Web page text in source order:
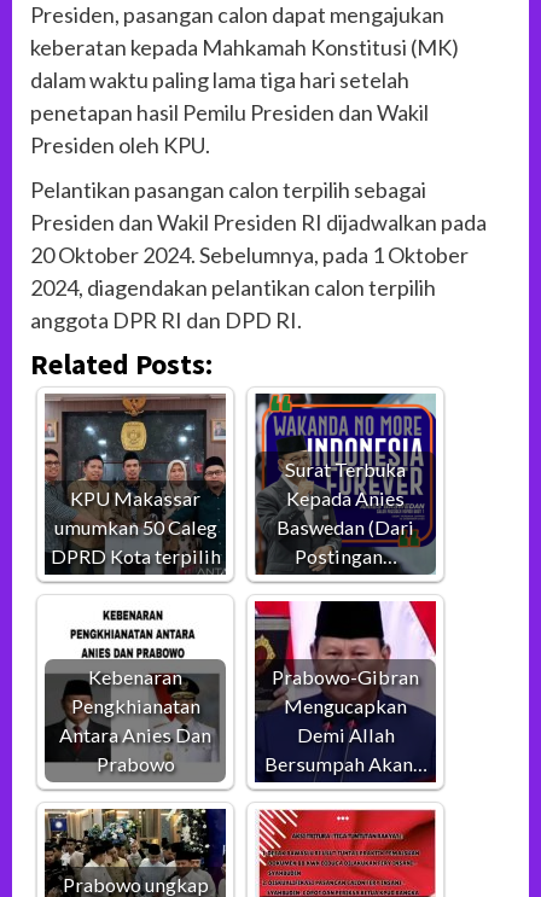
Presiden, pasangan calon dapat mengajukan
keberatan kepada Mahkamah Konstitusi (MK)
dalam waktu paling lama tiga hari setelah
penetapan hasil Pemilu Presiden dan Wakil
Presiden oleh KPU.
Pelantikan pasangan calon terpilih sebagai
Presiden dan Wakil Presiden RI dijadwalkan pada
20 Oktober 2024. Sebelumnya, pada 1 Oktober
2024, diagendakan pelantikan calon terpilih
anggota DPR RI dan DPD RI.
Related Posts:
KPU Makassar
umumkan 50 Caleg
DPRD Kota terpilih
Surat Terbuka
Kepada Anies
Baswedan (Dari
Postingan…
Kebenaran
Pengkhianatan
Antara Anies Dan
Prabowo
Prabowo-Gibran
Mengucapkan
Demi Allah
Bersumpah Akan…
Prabowo ungkap